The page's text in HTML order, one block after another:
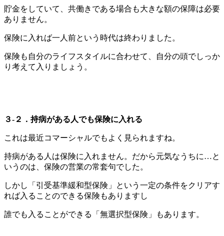
貯金をしていて、共働きである場合も大きな額の保障は必要
ありません。
保険に入れば一人前という時代は終わりました。
保険も自分のライフスタイルに合わせて、自分の頭でしっか
り考えて入りましょう。
３-２．持病がある人でも保険に入れる
これは最近コマーシャルでもよく見られますね。
持病がある人は保険に入れません。だから元気なうちに…と
いうのは、保険の営業の常套句でした。
しかし「引受基準緩和型保険」という一定の条件をクリアす
れば入ることのできる保険もありますし
誰でも入ることができる「無選択型保険」もあります。